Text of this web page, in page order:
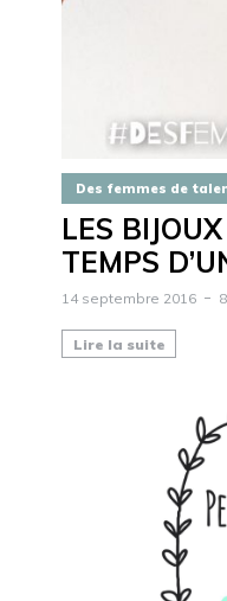
Des femmes de
LES
TEMPS
14 septembre 2016
Lire la suite